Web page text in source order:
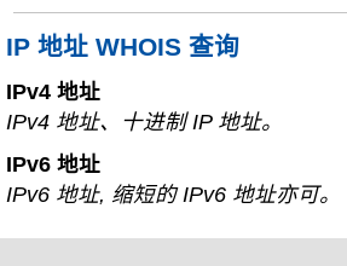
IP 地址 WHOIS 查询
IPv4 地址
IPv4 地址、十进制 IP 地址。
IPv6 地址
IPv6 地址, 缩短的 IPv6 地址亦可。